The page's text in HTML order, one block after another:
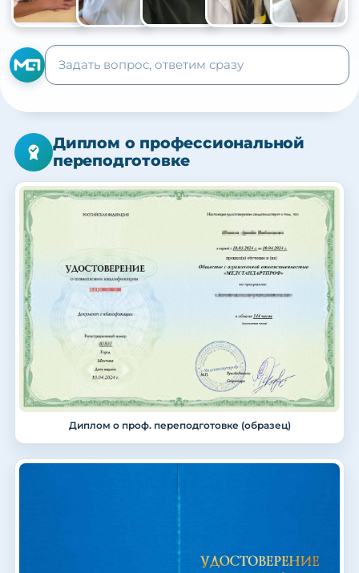
+105
Диплом о профессиональной
переподготовке
Диплом о проф. переподготовке (образец)